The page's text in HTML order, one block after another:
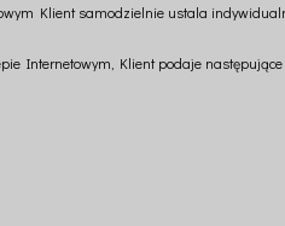
Klient samodzielnie ustala
Internetowym, Klient podaje